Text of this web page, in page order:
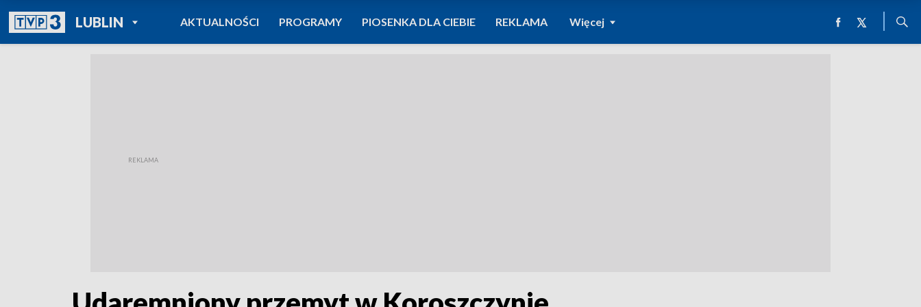
LUBLINPOWRÓT DO
TVP REGIONY
AKTUALNOŚCI PROGRAMY PIOSENKA DLA CIEBIE REKLAMA Więcej